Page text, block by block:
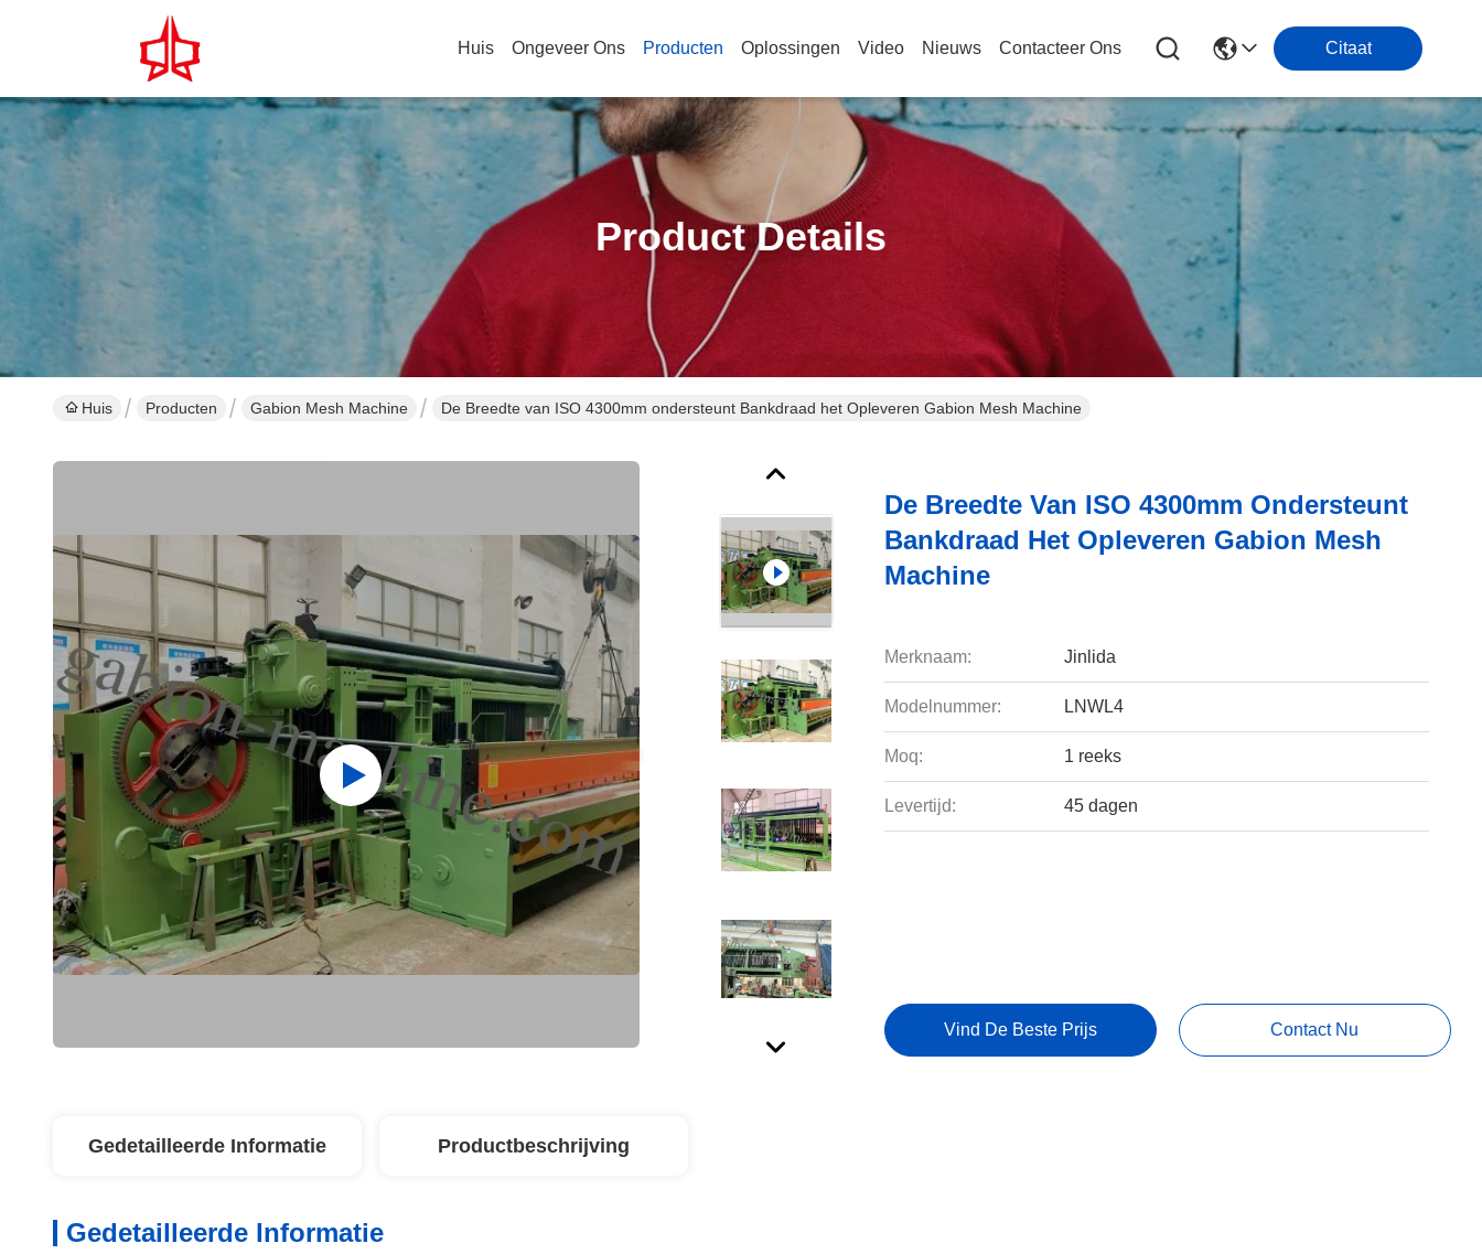
Huis Ongeveer Ons Producten Oplossingen Video Nieuws Contacteer Ons Citaat
Product Details
Huis Producten Gabion Mesh Machine De Breedte van ISO 4300mm ondersteunt Bankdraad het Opleveren Gabion Mesh Machine
De Breedte Van ISO 4300mm Ondersteunt
Bankdraad Het Opleveren Gabion Mesh
Machine
Merknaam: Jinlida
Modelnummer: LNWL4
Moq: 1 reeks
Levertijd: 45 dagen
Vind De Beste Prijs Contact Nu
Gedetailleerde Informatie Productbeschrijving
Gedetailleerde Informatie